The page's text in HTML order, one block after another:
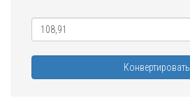
Конвертировать